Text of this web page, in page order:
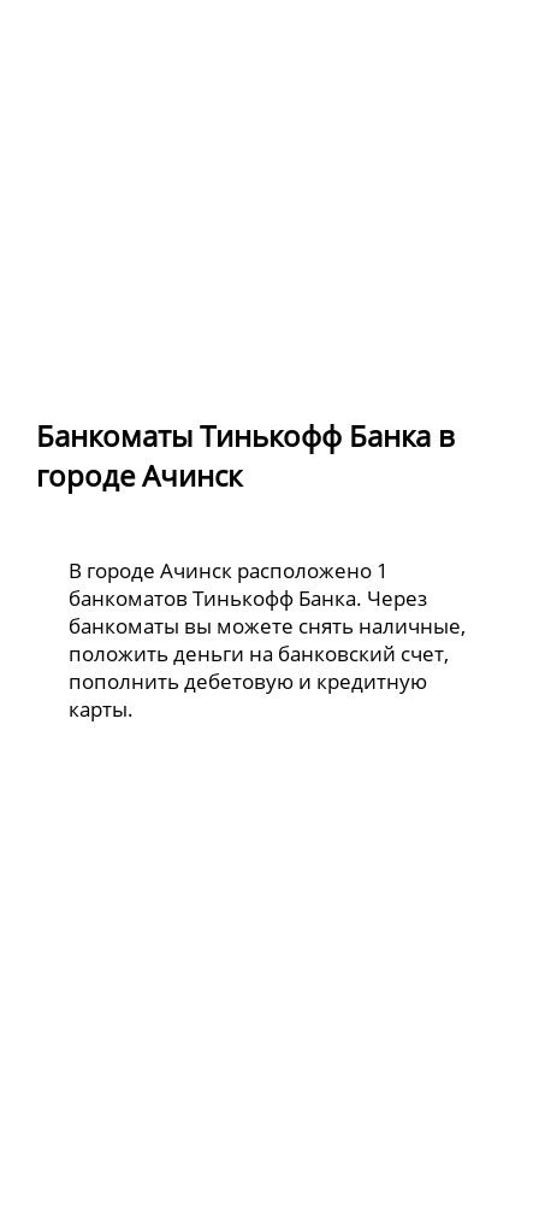
Банкоматы Тинькофф Банка в
городе Ачинск
В городе Ачинск расположено 1
банкоматов Тинькофф Банка. Через
банкоматы вы можете снять наличные,
положить деньги на банковский счет,
пополнить дебетовую и кредитную
карты.